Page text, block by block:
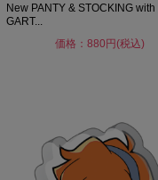
New PANTY & STOCKING with
GART...
価格：880円(税込)